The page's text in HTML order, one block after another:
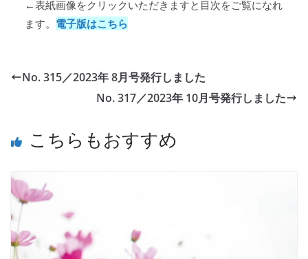
←表紙画像をクリックいただきますと目次をご覧になれ
ます。 電子版はこちら
No. 315／2023年 8月号発行しました
No. 317／2023年 10月号発行しました
こちらもおすすめ